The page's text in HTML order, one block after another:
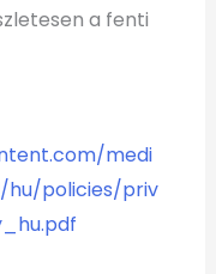
a fenti
medi
policies/priv